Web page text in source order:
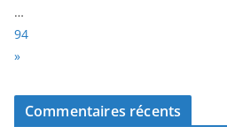
g
e
:
…
94
N
x
»
Commentaires récents